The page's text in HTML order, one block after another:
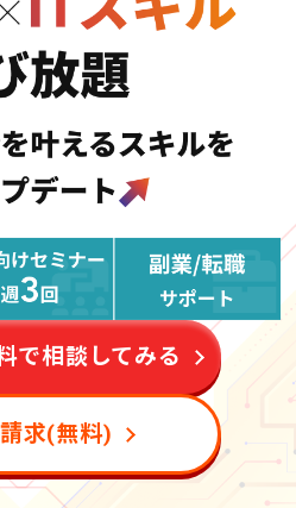
で相談してみる
求(無料)